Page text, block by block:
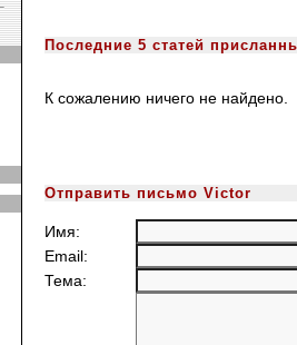
Последние 5 статей
К сожалению ничего не найдено.
Отправить письмо Victor
Имя:
Email:
Тема: